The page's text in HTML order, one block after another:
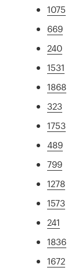
1075
669
240
1531
1868
323
1753
489
799
1278
1573
241
1836
1672